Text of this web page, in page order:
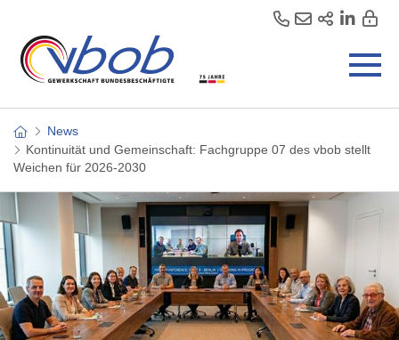
News
Kontinuität und Gemeinschaft: Fachgruppe 07 des vbob stellt
Weichen für 2026-2030